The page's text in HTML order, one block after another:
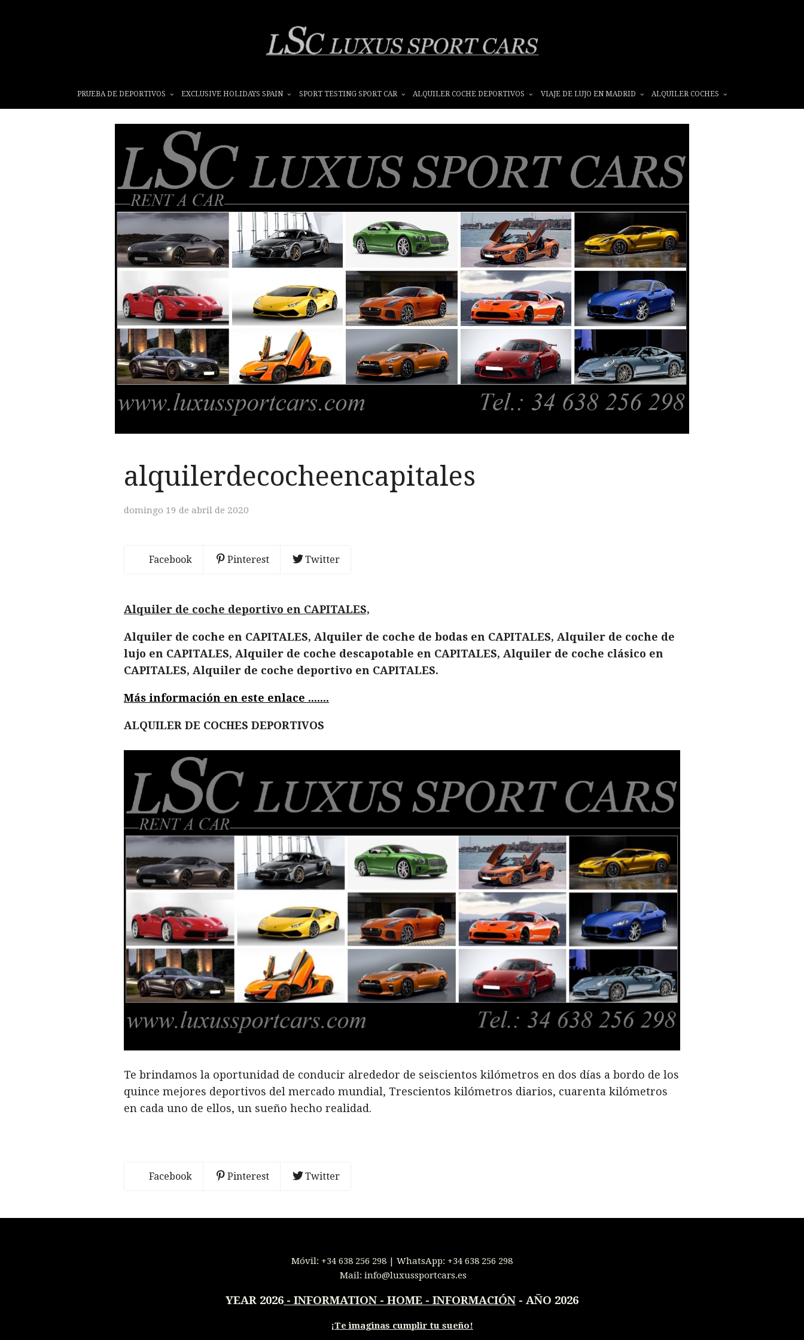
PRUEBA DE DEPORTIVOS EXCLUSIVE HOLIDAYS SPAIN SPORT TESTING SPORT CAR ALQUILER COCHE DEPORTIVOS VIAJE DE LUJO EN MADRID ALQUILER COCHES
alquilerdecocheencapitales
domingo 19 de abril de 2020
Facebook Pinterest Twitter
Alquiler de coche deportivo en CAPITALES,
Alquiler de coche en CAPITALES, Alquiler de coche de bodas en CAPITALES, Alquiler de coche de
lujo en CAPITALES, Alquiler de coche descapotable en CAPITALES, Alquiler de coche clásico en
CAPITALES, Alquiler de coche deportivo en CAPITALES.
Más información en este enlace .......
ALQUILER DE COCHES DEPORTIVOS
Te brindamos la oportunidad de conducir alrededor de seiscientos kilómetros en dos días a bordo de los
quince mejores deportivos del mercado mundial, Trescientos kilómetros diarios, cuarenta kilómetros
en cada uno de ellos, un sueño hecho realidad.
Facebook Pinterest Twitter
Móvil: +34 638 256 298 | WhatsApp: +34 638 256 298
Mail: info@luxussportcars.es
YEAR 2026 - INFORMATION - HOME - INFORMACIÓN - AÑO 2026
¡Te imaginas cumplir tu sueño!